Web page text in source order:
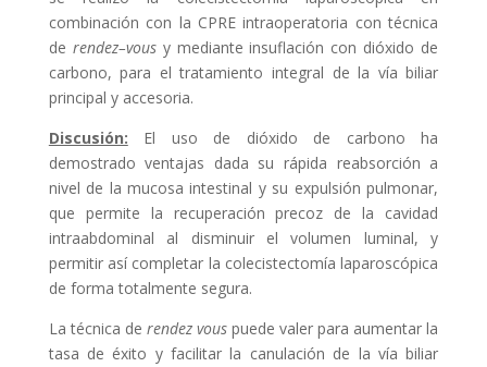
combinación con la CPRE intraoperatoria con técnica
de rendez–vousy mediante insuflación con dióxido de
carbono, para el tratamiento integral de la vía biliar
principal y accesoria.
Discusión: El uso de dióxido de carbono ha
demostrado ventajas dada su rápida reabsorción a
nivel de la mucosa intestinal y su expulsión pulmonar,
que permite la recuperación precoz de la cavidad
intraabdominal al disminuir el volumen luminal, y
permitir así completar la colecistectomía laparoscópica
de forma totalmente segura.
La técnica de rendez vouspuede valer para aumentar la
tasa de éxito y facilitar la canulación de la vía biliar